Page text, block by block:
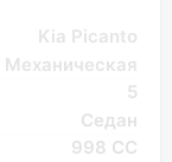
Kia Picanto
Механическая
5
Седан
998 CC